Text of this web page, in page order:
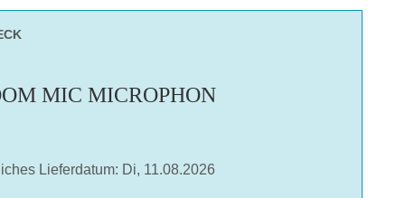
MIC MICROPHON
Lieferdatum: Di, 11.08.2026